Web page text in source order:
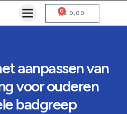
€ 0,00
0
aanpassen van
voor ouderen
badgreep